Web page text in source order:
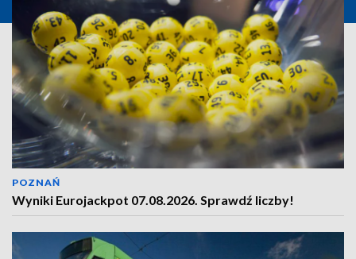
POZNAŃ
Wyniki Eurojackpot 07.08.2026. Sprawdź liczby!